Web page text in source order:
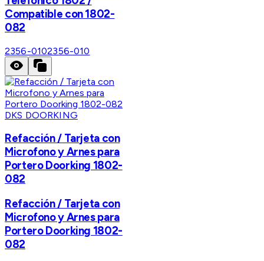
Compatible con 1802-
082
2356-0102356-010
DKS DOORKING
Refacción / Tarjeta con
Microfono y Arnes para
Portero Doorking 1802-
082
Refacción / Tarjeta con
Microfono y Arnes para
Portero Doorking 1802-
082